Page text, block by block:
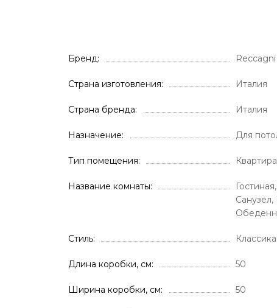
Бренд
Страна изготовления Италия
Страна бренда Италия
Назначение Для
Тип помещения
Название комнаты
Стиль Классика
Длина коробки, см 50
Ширина коробки, см 50